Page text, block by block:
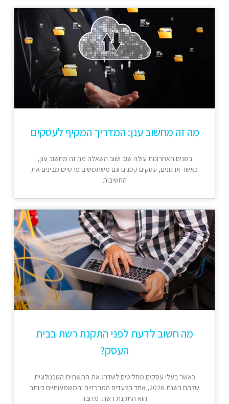
מה זה מחשוב ענן: המדריך המקיף לעסקים
בשנים האחרונות עולה שוב ושוב השאלה מה זה מחשוב ענן,
כאשר ארגונים, עסקים קטנים וגם משתמשים פרטיים מבינים את
החשיבות
מה חשוב לדעת לפני התקנת רשת בבית
העסק?
כאשר בעלי עסקים מחליטים לשדרג את התשתית הטכנולוגית
שלהם בשנת 2026, אחד הצעדים המרכזיים והמשמעותיים ביותר
הוא התקנת רשת. מדובר